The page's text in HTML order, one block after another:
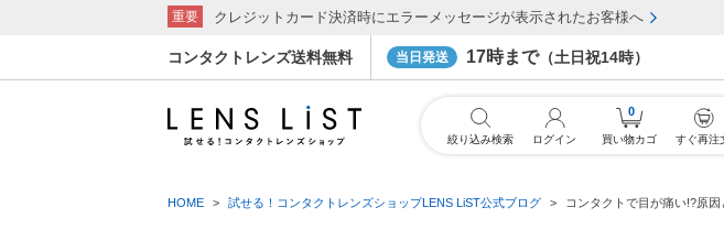
コンタクトレンズ送料無料 当日発送 17時まで（土日祝14時）
重要 クレジットカード決済時にエラーメッセージが表示されたお客様へ
HOME 試せる！コンタクトレンズショップLENS LiST公式ブログ コンタクトで目が痛い!?原
絞り込み検索 ログイン
0
買い物カゴ すぐ再注